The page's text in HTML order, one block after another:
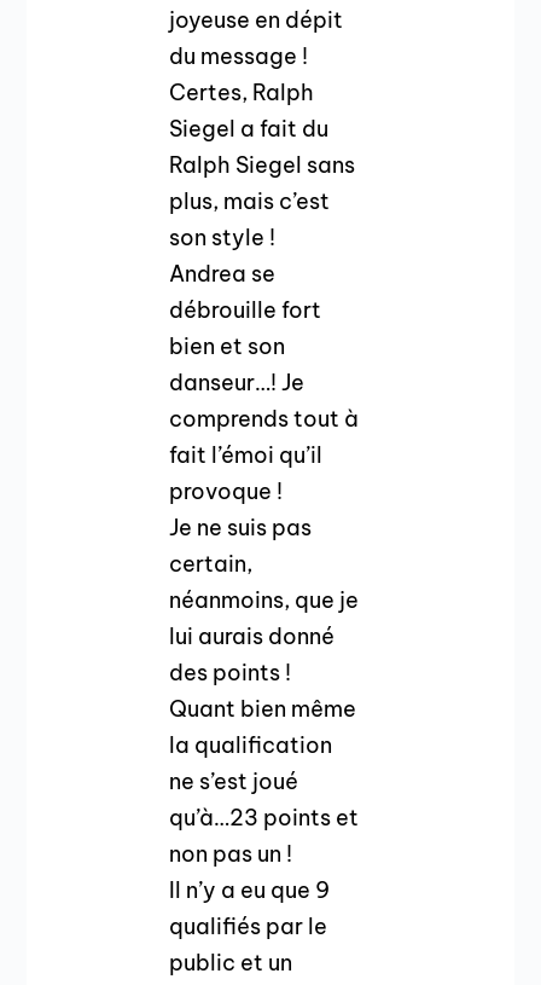
joyeuse en dépit
du message !
Certes, Ralph
Siegel a fait du
Ralph Siegel sans
plus, mais c’est
son style !
Andrea se
débrouille fort
bien et son
danseur…! Je
comprends tout à
fait l’émoi qu’il
provoque !
Je ne suis pas
certain,
néanmoins, que je
lui aurais donné
des points !
Quant bien même
la qualification
ne s’est joué
qu’à…23 points et
non pas un !
Il n’y a eu que 9
qualifiés par le
public et un